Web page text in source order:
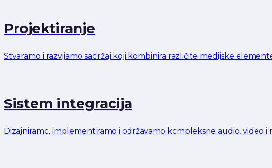
Projektiranje
Stvaramo i razvijamo sadržaj koji kombinira različite medijske
Sistem integracija
Dizajniramo, implementiramo i održavamo kompleksne audio, video i